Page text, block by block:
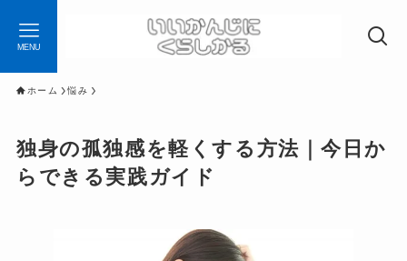
MENU
ホーム 悩み
独身の孤独感を軽くする方法｜今日か
らできる実践ガイド